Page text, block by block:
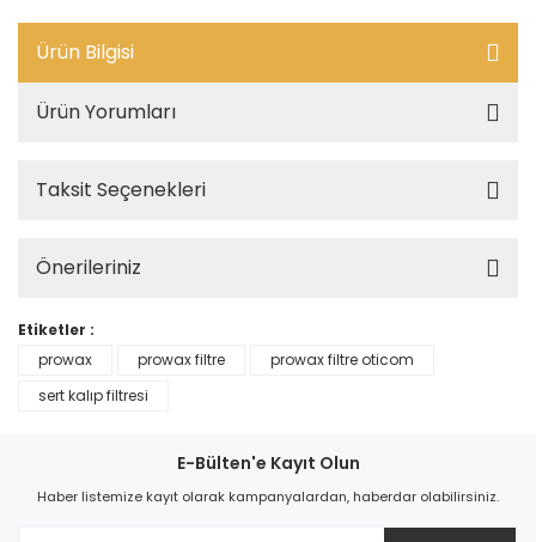
Ürün Bilgisi
Ürün Yorumları
Taksit Seçenekleri
Önerileriniz
Etiketler :
prowax
prowax filtre
prowax filtre oticom
sert kalıp filtresi
E-Bülten'e Kayıt Olun
Haber listemize kayıt olarak kampanyalardan, haberdar olabilirsiniz.